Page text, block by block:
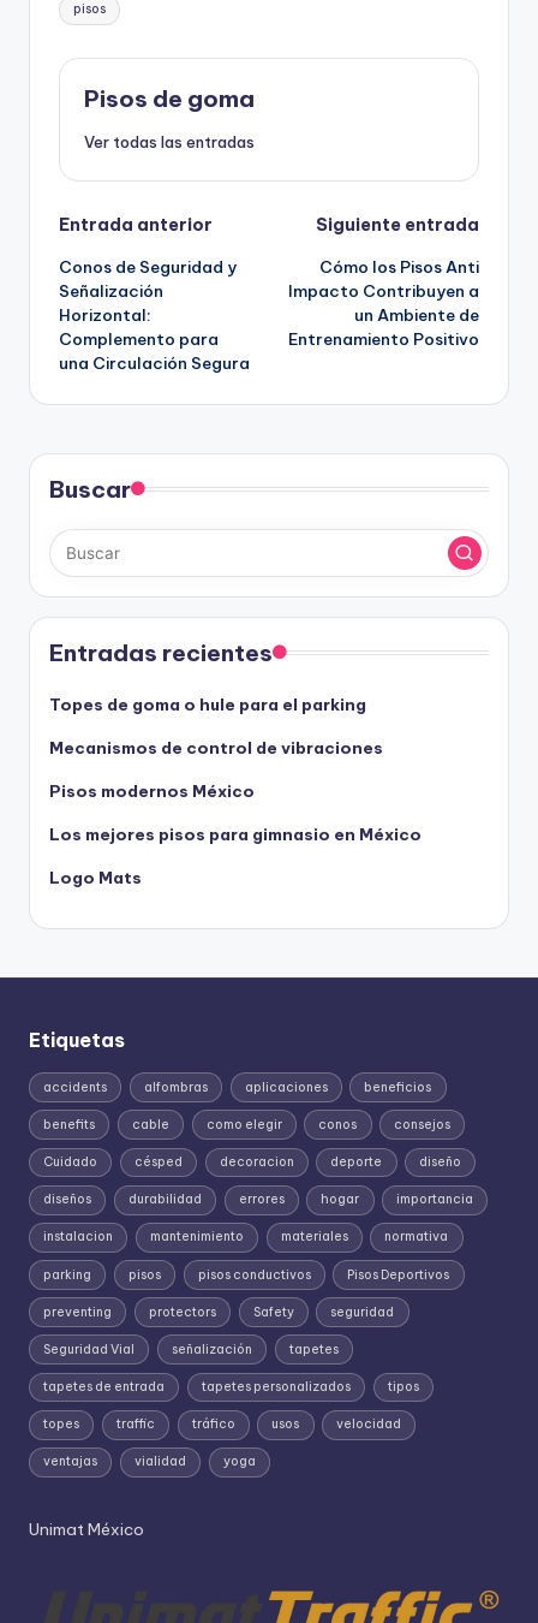
pisos
Pisos de goma
Ver todas las entradas
Navegación
de
entradas
Entrada anterior
Conos de Seguridad y
Señalización
Horizontal:
Complemento para
una Circulación Segura
Siguiente entrada
Cómo los Pisos Anti
Impacto Contribuyen a
un Ambiente de
Entrenamiento Positivo
Buscar
Entradas recientes
Topes de goma o hule para el parking
Mecanismos de control de vibraciones
Pisos modernos México
Los mejores pisos para gimnasio en México
Logo Mats
Etiquetas
accidents alfombras aplicaciones beneficios
benefits cable como elegir conos consejos
Cuidado césped decoracion deporte diseño
diseños durabilidad errores hogar importancia
instalacion mantenimiento materiales normativa
parking pisos pisos conductivos Pisos Deportivos
preventing protectors Safety seguridad
Seguridad Vial señalización tapetes
tapetes de entrada tapetes personalizados tipos
topes traffic tráfico usos velocidad
ventajas vialidad yoga
Unimat México